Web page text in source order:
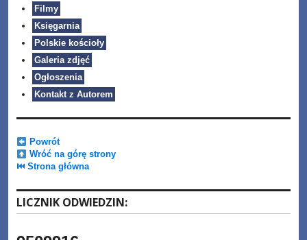
Filmy
Księgarnia
Polskie kościoły
Galeria zdjęć
Ogłoszenia
Kontakt z Autorem
Powrót
Wróć na górę strony
⏮ Strona główna
LICZNIK ODWIEDZIN: